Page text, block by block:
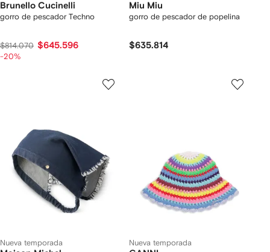
Brunello Cucinelli
gorro de pescador Techno
$814.070 $645.596
-20%
Miu Miu
gorro de pescador de popelina
$635.814
Nueva temporada Nueva temporada